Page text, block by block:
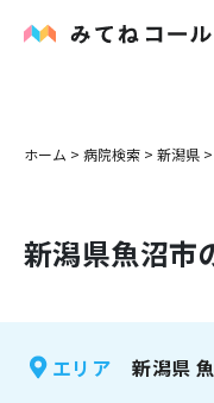
内科
花粉症
感染症
ホーム > 病院検索 > 新潟県 >
新潟県魚沼市
エリア 新潟県